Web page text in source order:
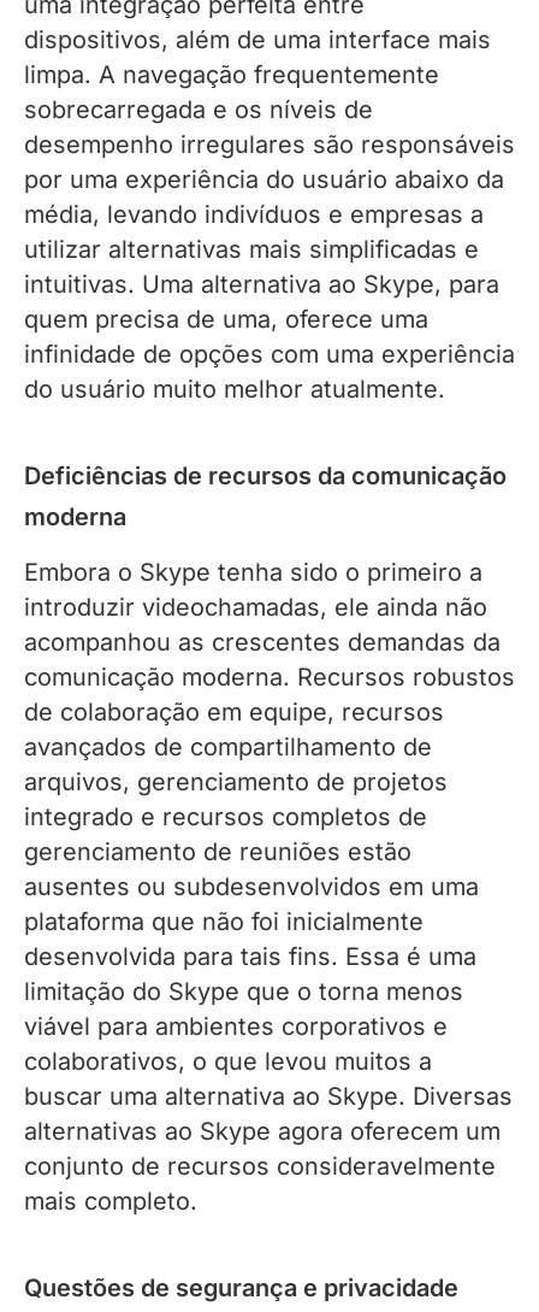
dispositivos, além de uma interface mais
limpa. A navegação frequentemente
sobrecarregada e os níveis de
desempenho irregulares são responsáveis
​​por uma experiência do usuário abaixo da
média, levando indivíduos e empresas a
utilizar alternativas mais simplificadas e
intuitivas. Uma alternativa ao Skype, para
quem precisa de uma, oferece uma
infinidade de opções com uma experiência
do usuário muito melhor atualmente.
Deficiências de recursos da comunicação
moderna
Embora o Skype tenha sido o primeiro a
introduzir videochamadas, ele ainda não
acompanhou as crescentes demandas da
comunicação moderna. Recursos robustos
de colaboração em equipe, recursos
avançados de compartilhamento de
arquivos, gerenciamento de projetos
integrado e recursos completos de
gerenciamento de reuniões estão
ausentes ou subdesenvolvidos em uma
plataforma que não foi inicialmente
desenvolvida para tais fins. Essa é uma
limitação do Skype que o torna menos
viável para ambientes corporativos e
colaborativos, o que levou muitos a
buscar uma alternativa ao Skype. Diversas
alternativas ao Skype agora oferecem um
conjunto de recursos consideravelmente
mais completo.
Questões de segurança e privacidade